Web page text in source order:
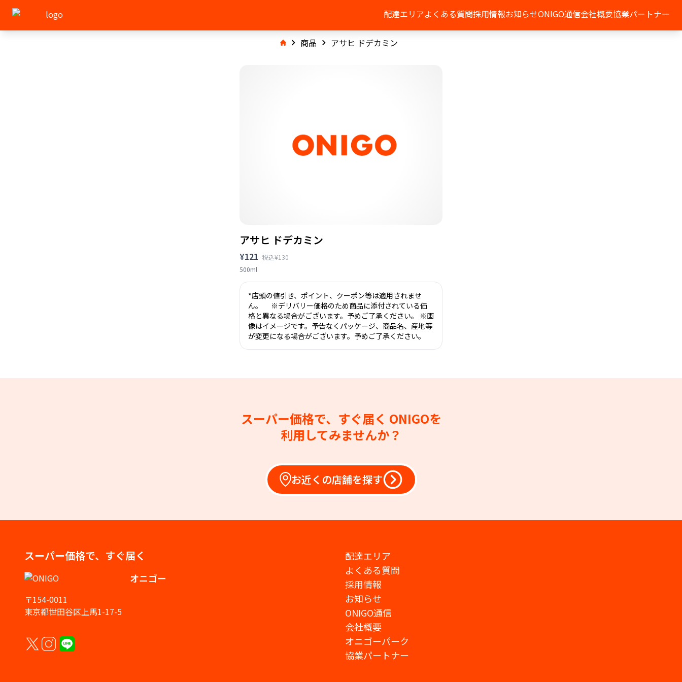
配達エリアよくある質問採用情報お知らせONIGO通信会社概要協業パートナー
商品 アサヒ ドデカミン
アサヒ ドデカミン
¥121 税込¥130
500ml
*店頭の値引き、ポイント、クーポン等は適用されませ
ん。 ※デリバリー価格のため商品に添付されている価
格と異なる場合がございます。予めご了承ください。 ※画
像はイメージです。予告なくパッケージ、商品名、産地等
が変更になる場合がございます。予めご了承ください。
スーパー価格で、すぐ届く ONIGOを
利用してみませんか？
お近くの店舗を探す
スーパー価格で、すぐ届く
オニゴー
〒154-0011
東京都世田谷区上馬1-17-5
配達エリア
よくある質問
採用情報
お知らせ
ONIGO通信
会社概要
オニゴーパーク
協業パートナー